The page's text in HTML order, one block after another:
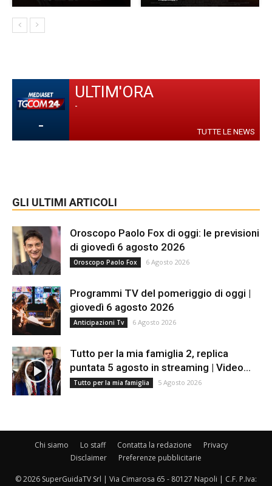
-
ULTIM'ORA
-
TUTTE LE NEWS
GLI ULTIMI ARTICOLI
Oroscopo Paolo Fox di oggi: le previsioni
di giovedì 6 agosto 2026
Oroscopo Paolo Fox 6 Agosto 2026
Programmi TV del pomeriggio di oggi |
giovedì 6 agosto 2026
Anticipazioni Tv 6 Agosto 2026
Tutto per la mia famiglia 2, replica
puntata 5 agosto in streaming | Video...
Tutto per la mia famiglia 5 Agosto 2026
Chi siamo Lo staff Contatta la redazione
Privacy
Disclaimer
Preferenze pubblicitarie
© 2026 SuperGuidaTV Srl | Via Cimarosa 65 - 80127 Napoli | C.F. P.Iva: